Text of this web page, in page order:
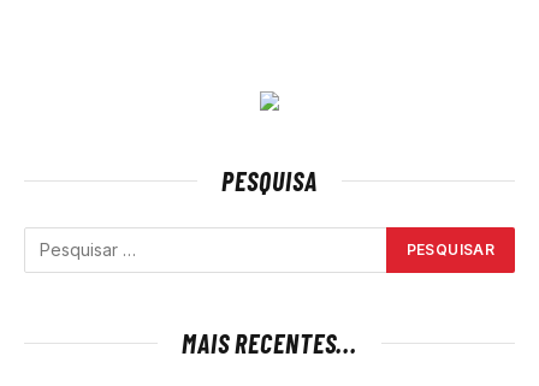
PESQUISA
MAIS RECENTES...